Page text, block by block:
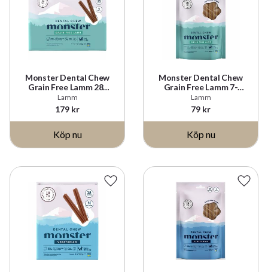
Monster Dental Chew
Grain Free Lamm 28-
pack
Lamm
179 kr
Monster Dental Chew
Grain Free Lamm 7-
Pack
Lamm
79 kr
Lägg till i favoriter Lägg